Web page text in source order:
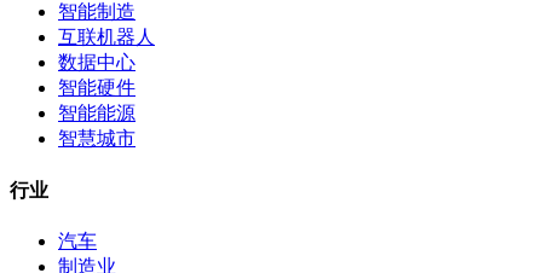
智能制造
互联机器人
数据中心
智能硬件
智能能源
智慧城市
行业
汽车
制造业